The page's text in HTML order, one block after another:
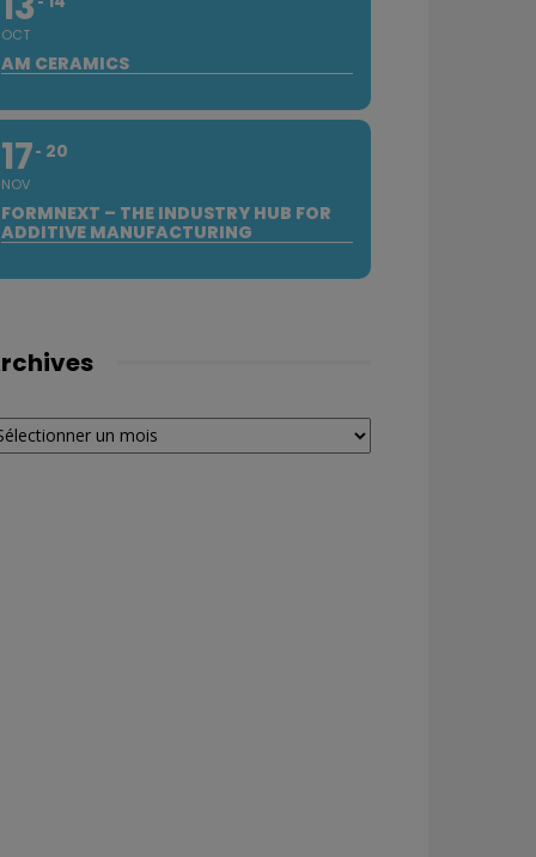
OCT
AM CERAMICS
17
NOV
20
FORMNEXT – THE INDUSTRY HUB FOR
ADDITIVE MANUFACTURING